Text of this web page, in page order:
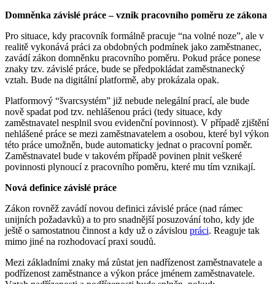
Domněnka závislé práce – vznik pracovního poměru ze zákona
Pro situace, kdy pracovník formálně pracuje “na volné noze”, ale v
realitě vykonává práci za obdobných podmínek jako zaměstnanec,
zavádí zákon domněnku pracovního poměru. Pokud práce ponese
znaky tzv. závislé práce, bude se předpokládat zaměstnanecký
vztah. Bude na digitální platformě, aby prokázala opak.
Platformový “švarcsystém” již nebude nelegální prací, ale bude
nově spadat pod tzv. nehlášenou práci (tedy situace, kdy
zaměstnavatel nesplnil svou evidenční povinnost). V případě zjištění
nehlášené práce se mezi zaměstnavatelem a osobou, které byl výkon
této práce umožněn, bude automaticky jednat o pracovní poměr.
Zaměstnavatel bude v takovém případě povinen plnit veškeré
povinnosti plynoucí z pracovního poměru, které mu tím vznikají.
Nová definice závislé práce
Zákon rovněž zavádí novou definici závislé práce (nad rámec
unijních požadavků) a to pro snadnější posuzování toho, kdy jde
ještě o samostatnou činnost a kdy už o závislou práci. Reaguje tak
mimo jiné na rozhodovací praxi soudů.
Mezi základními znaky má zůstat jen nadřízenost zaměstnavatele a
podřízenost zaměstnance a výkon práce jménem zaměstnavatele.